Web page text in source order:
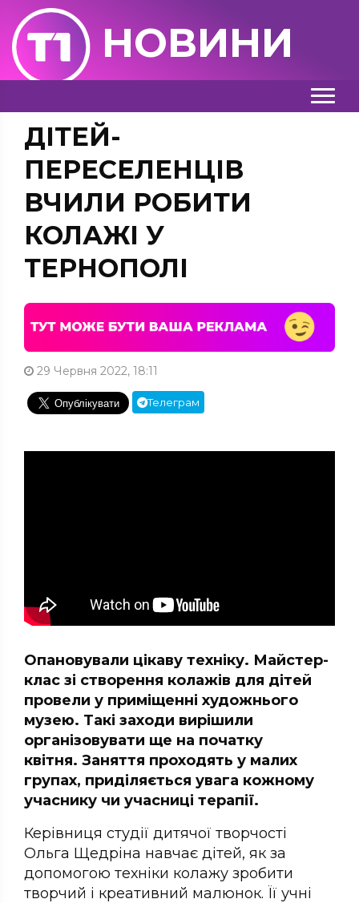
НОВИНИ
ДІТЕЙ-
ПЕРЕСЕЛЕНЦІВ
ВЧИЛИ РОБИТИ
КОЛАЖІ У
ТЕРНОПОЛІ
29 Червня 2022, 18:11
Телеграм
Опановували цікаву техніку. Майстер-
клас зі створення колажів для дітей
провели у приміщенні художнього
музею. Такі заходи вирішили
організовувати ще на початку
квітня. Заняття проходять у малих
групах, приділяється увага кожному
учаснику чи учасниці терапії.
Керівниця студії дитячої творчості
Ольга Щедріна навчає дітей, як за
допомогою техніки колажу зробити
творчий і креативний малюнок. Її учні